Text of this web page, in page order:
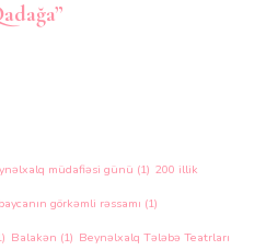
müdafiəsi günü (1) 200 illik
görkəmli rəssamı (1)
Balakən (1) Beynəlxalq Tələbə Teatrları